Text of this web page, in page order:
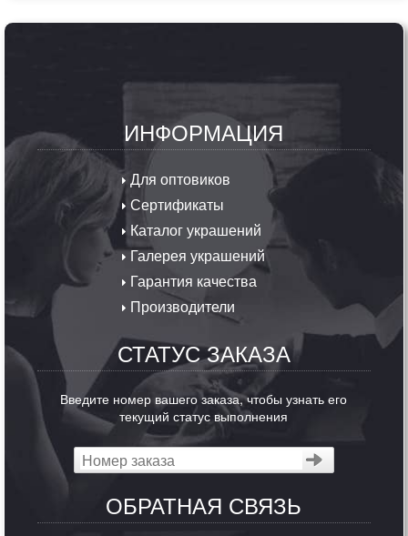
ИНФОРМАЦИЯ
Для оптовиков
Сертификаты
Каталог украшений
Галерея украшений
Гарантия качества
Производители
СТАТУС ЗАКАЗА
Введите номер вашего заказа, чтобы узнать его
текущий статус выполнения
ОБРАТНАЯ СВЯЗЬ